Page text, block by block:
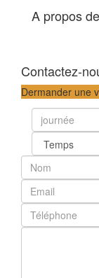
A propos
Contactez-
Dermander une